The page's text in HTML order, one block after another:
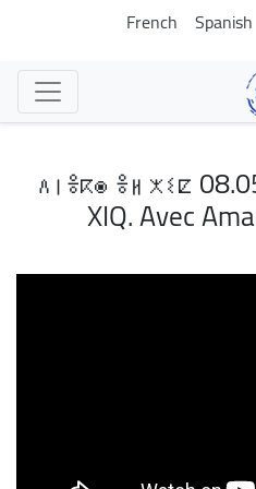
تجاوز
Spanish
French
ⴷⵏⴻⴽⵙ ⴻⵍ ⵅⵉⵇ
XIQ. Avec